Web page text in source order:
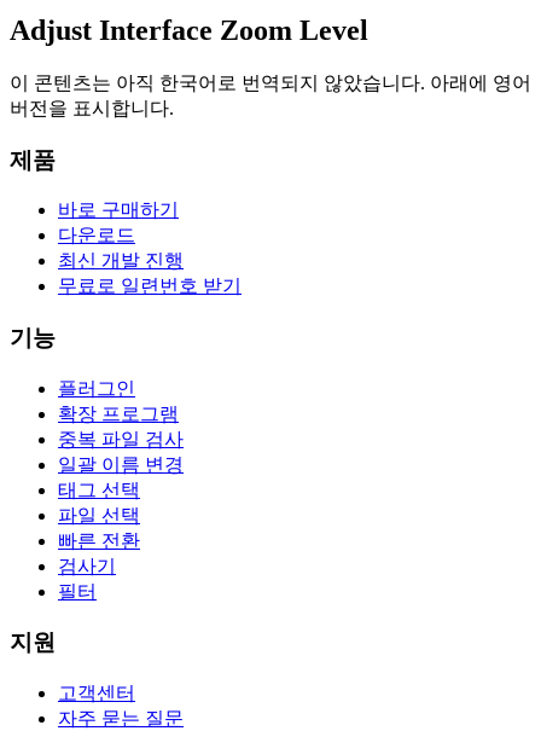
Adjust Interface Zoom Level
이 콘텐츠는 아직 한국어로 번역되지 않았습니다. 아래에 영어
버전을 표시합니다.
제품
바로 구매하기
다운로드
최신 개발 진행
무료로 일련번호 받기
기능
플러그인
확장 프로그램
중복 파일 검사
일괄 이름 변경
태그 선택
파일 선택
빠른 전환
검사기
필터
지원
고객센터
자주 묻는 질문